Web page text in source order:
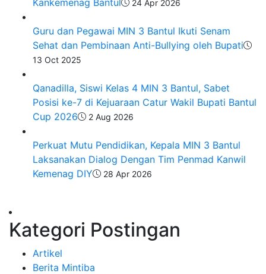
24 Apr 2026
Guru dan Pegawai MIN 3 Bantul Ikuti Senam
Sehat dan Pembinaan Anti-Bullying oleh Bupati
13 Oct 2025
Qanadilla, Siswi Kelas 4 MIN 3 Bantul, Sabet
Posisi ke-7 di Kejuaraan Catur Wakil Bupati Bantul
Cup 2026
2 Aug 2026
Perkuat Mutu Pendidikan, Kepala MIN 3 Bantul
Laksanakan Dialog Dengan Tim Penmad Kanwil
Kemenag DIY
28 Apr 2026
Kategori Postingan
Artikel
Berita Mintiba